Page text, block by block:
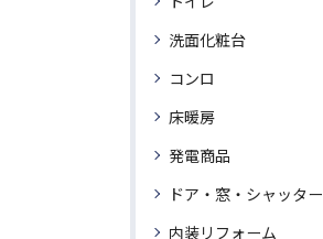
洗面化粧台
コンロ
床暖房
発電商品
ドア・窓・シャッター
内装リフォーム